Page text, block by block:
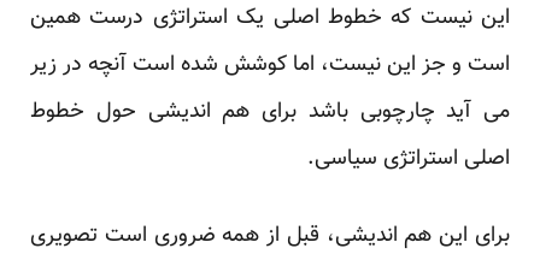
این نیست که خطوط اصلی یک استراتژی درست همین
است و جز این نیست، اما کوشش شده است آنچه در زیر
می آید چارچوبی باشد برای هم اندیشی حول خطوط
اصلی استراتژی سیاسی.
برای این هم اندیشی، قبل از همه ضروری است تصویری